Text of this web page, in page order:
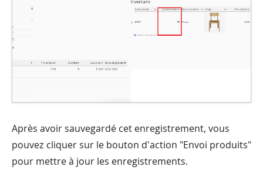
Après avoir sauvegardé cet enregistrement, vous
pouvez cliquer sur le bouton d'action "Envoi produits"
pour mettre à jour les enregistrements.